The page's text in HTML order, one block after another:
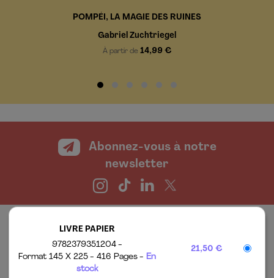
LIVRE PAPIER
9782379351204
Format 145 X 225
416 Pages
En
stock
21,50 €
POMPÉI, LA MAGIE DES RUINES
Gabriel Zuchtriegel
À partir de 14,99 €
Abonnez-vous à notre
newsletter